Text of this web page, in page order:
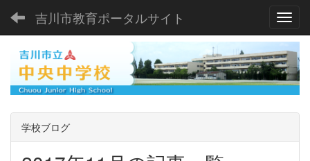
吉川市教育ポータルサイト
学校ブログ